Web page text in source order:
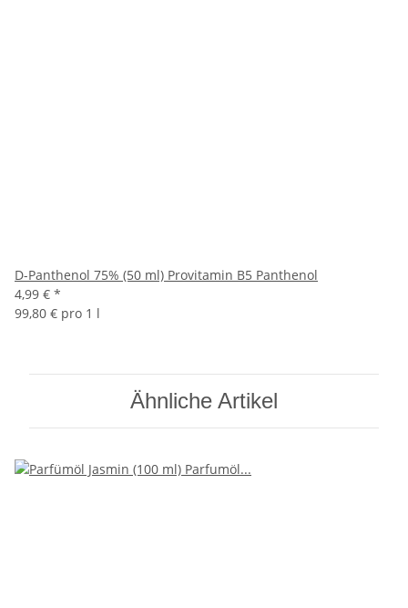
D-Panthenol 75% (50 ml) Provitamin B5 Panthenol
4,99 € *
99,80 € pro 1 l
Ähnliche Artikel